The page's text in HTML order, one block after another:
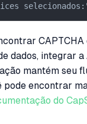
CAPTCHA
dados, integrar
mantém seu
pode encontrar
do